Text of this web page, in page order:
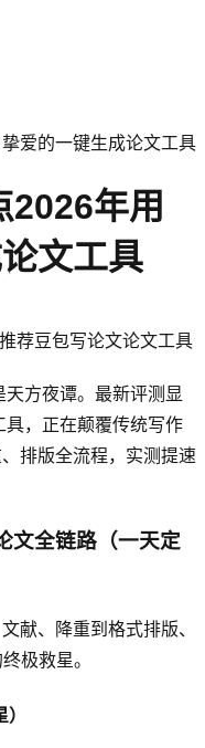
爱的一键生成论文工具
年用
文工具
荐豆包写论文论文工具
方夜谭。最新评测显
，正在颠覆传统写作
排版全流程，实测提速
文全链路（一天定
献、降重到格式排版、
极救星。